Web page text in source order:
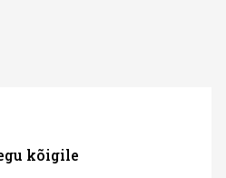
kõigile